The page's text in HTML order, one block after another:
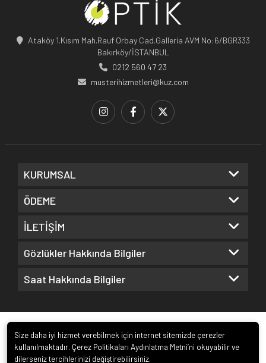
Ataköy 1.Kısım Mah.Rauf Orbay Cad.Galleria AVM No:6/BGR333
Bakırköy/İSTANBUL
0212 560 47 23
musterihizmetleri@kuz.com
KURUMSAL
ÖDEME
İLETİŞİM
Gözlükler Hakkında Bilgiler
Saat Hakkında Bilgiler
Size daha iyi hizmet verebilmek için internet sitemizde çerezler
kullanılmaktadır. Çerez Politikaları Aydınlatma Metni’ni okuyabilir ve
dilerseniz tercihlerinizi değiştirebilirsiniz.